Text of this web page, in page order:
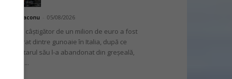
Mihai Diaconu 05/08/2026
Un bilet câștigător de un milion de euro a fost
recuperat dintre gunoaie în Italia, după ce
proprietarul său l-a abandonat din greșeală,
convins...